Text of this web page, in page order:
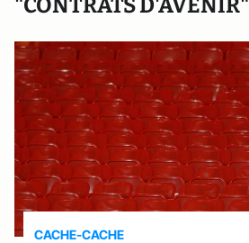
"CONTRATS D'AVENIR"
CACHE-CACHE